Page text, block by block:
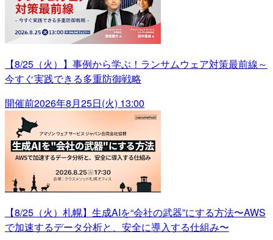
【8/25（火）】事例から学ぶ！ランサムウェア対策最前線～
今すぐ実践できる多重防御戦略
開催前2026年8月25日(火) 13:00
【8/25（火）札幌】生成AIを“会社の武器”にする方法〜AWS
で加速するデータ分析と、安全に導入する仕組み〜